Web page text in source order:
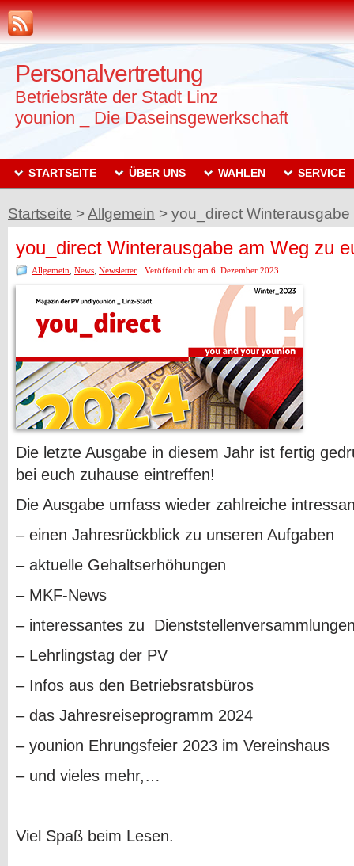
Personalvertretung
Betriebsräte der Stadt Linz
younion _ Die Daseinsgewerkschaft
STARTSEITE ÜBER UNS WAHLEN SERVICE
Startseite > Allgemein > you_direct
you_direct Winterausgabe am Weg zu
Allgemein News Newsletter Veröffentlicht am 6. Dezember 2023
Die letzte Ausgabe in diesem Jahr ist fertig
bei euch zuhause eintreffen!
Die Ausgabe umfass wieder zahlreiche
– einen Jahresrückblick zu unseren Aufgaben
– aktuelle Gehaltserhöhungen
– MKF-News
– interessantes zu
– Lehrlingstag der PV
– Infos aus den Betriebsratsbüros
– das Jahresreiseprogramm 2024
– younion Ehrungsfeier 2023 im Vereinshaus
– und vieles mehr,…
Viel Spaß beim Lesen.